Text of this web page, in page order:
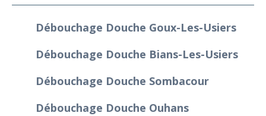
Débouchage Douche Goux-Les-Usiers
Débouchage Douche Bians-Les-Usiers
Débouchage Douche Sombacour
Débouchage Douche Ouhans